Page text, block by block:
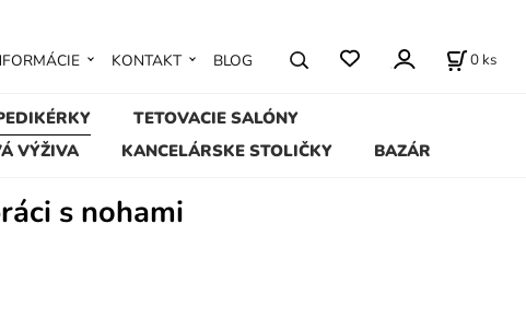
TETOVACIE SALÓNY
VÝŽIVA KANCELÁRSKE STOLIČKY BAZÁR
KONTAKT BLOG 0 ks
s nohami